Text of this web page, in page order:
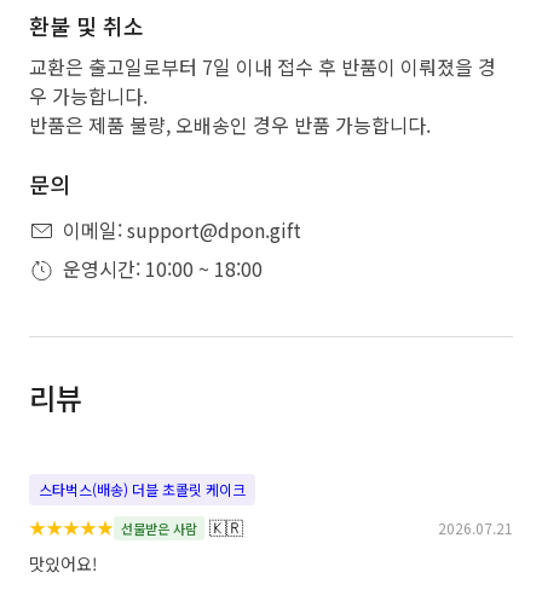
환불 및 취소
교환은 출고일로부터 7일 이내 접수 후 반품이 이뤄졌을 경
우 가능합니다.
반품은 제품 불량, 오배송인 경우 반품 가능합니다.
문의
이메일: support@dpon.gift
운영시간: 10:00 ~ 18:00
리뷰
스타벅스(배송) 더블 초콜릿 케이크
★★★★★ 선물받은 사람 🇰🇷 2026.07.21
맛있어요!